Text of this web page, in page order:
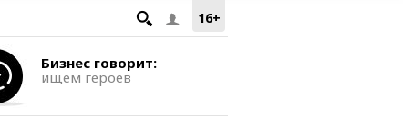
16+
Бизнес говорит:
ищем героев